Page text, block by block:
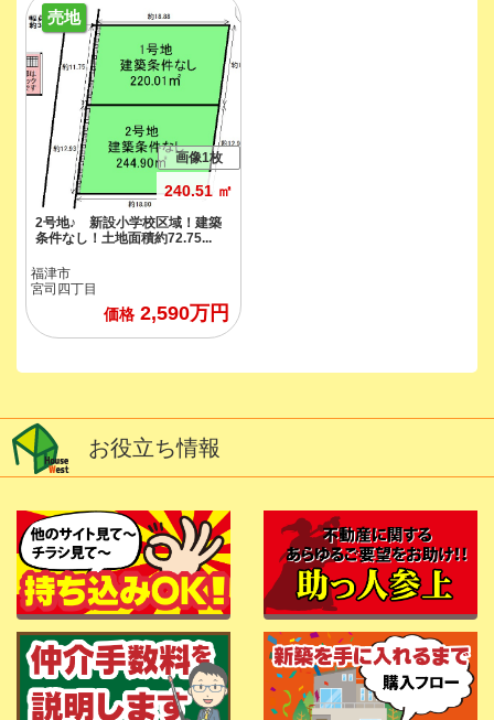
売地
240.51 ㎡
画像1枚
2号地♪ 新設小学校区域！建築
条件なし！土地面積約72.75...
福津市
宮司四丁目
価格2,590万円
お役立ち情報